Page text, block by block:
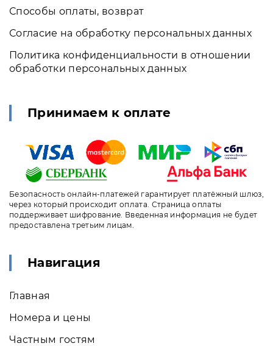
Способы оплаты, возврат
Согласие на обработку персональных данных
Политика конфиденциальности в отношении
обработки персональных данных
Принимаем к оплате
Безопасность онлайн-платежей гарантирует платёжный шлюз,
через который происходит оплата. Страница оплаты
поддерживает шифрование. Введенная информация не будет
предоставлена третьим лицам.
Навигация
Главная
Номера и цены
Частным гостям